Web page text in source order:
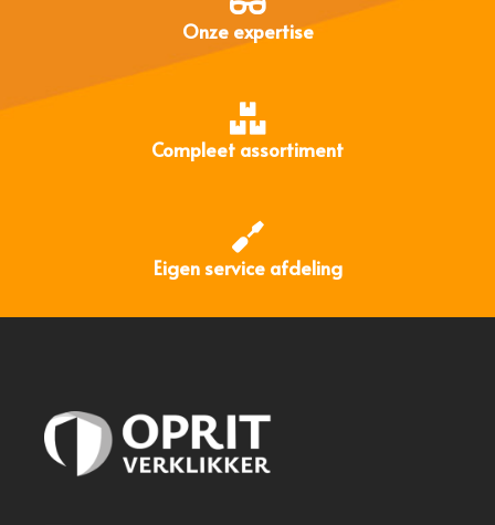
Onze expertise
Compleet assortiment
Eigen service afdeling